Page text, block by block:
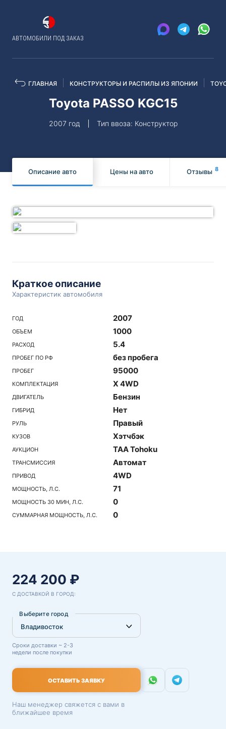
АВТОМОБИЛИ ПОД ЗАКАЗ
ГЛАВНАЯ КОНСТРУКТОРЫ И РАСПИЛЫ ИЗ ЯПОНИИ
Toyota PASSO KGC15
2007 год Тип ввоза: Конструктор
Описание авто Цены на авто Отзывы 8
Краткое описание
Характеристик автомобиля
ГОД 2007
ОБЪЕМ 1000
РАСХОД 5.4
ПРОБЕГ ПО РФ без пробега
ПРОБЕГ 95000
КОМПЛЕКТАЦИЯ X 4WD
ДВИГАТЕЛЬ Бензин
ГИБРИД Нет
РУЛЬ Правый
КУЗОВ Хэтчбэк
АУКЦИОН TAA Tohoku
ТРАНСМИССИЯ Автомат
ПРИВОД 4WD
МОЩНОСТЬ, Л.С. 71
МОЩНОСТЬ 30 МИН, Л.С. 0
СУММАРНАЯ МОЩНОСТЬ, Л.С. 0
224 200 ₽
С ДОСТАВКОЙ В ГОРОД:
Выберите город
Сроки доставки ~ 2-3
недели после покупки
ОСТАВИТЬ ЗАЯВКУ
Наш менеджер свяжется с вами в
ближайшее время